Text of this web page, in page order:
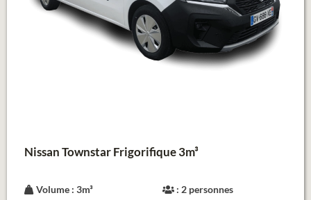
Nissan Townstar Frigorifique 3m³
Volume : 3m³ : 2 personnes